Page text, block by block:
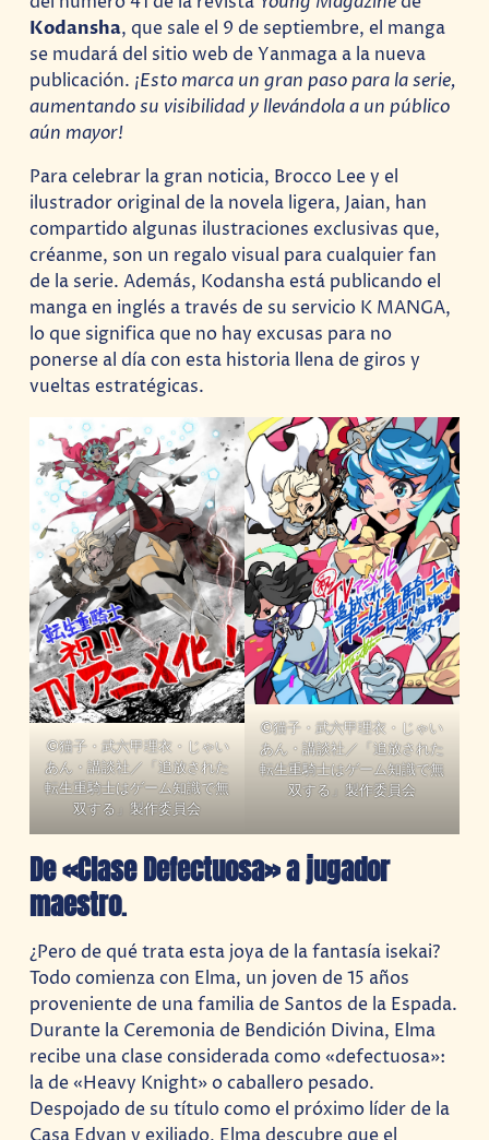
Kodansha, que sale el 9 de septiembre, el manga
se mudará del sitio web de Yanmaga a la nueva
publicación. ¡Esto marca un gran paso para la serie,
aumentando su visibilidad y llevándola a un público
aún mayor!
Para celebrar la gran noticia, Brocco Lee y el
ilustrador original de la novela ligera, Jaian, han
compartido algunas ilustraciones exclusivas que,
créanme, son un regalo visual para cualquier fan
de la serie. Además, Kodansha está publicando el
manga en inglés a través de su servicio K MANGA,
lo que significa que no hay excusas para no
ponerse al día con esta historia llena de giros y
vueltas estratégicas.
©猫子・武六甲理衣・じゃい
あん・講談社／「追放された
転生重騎士はゲーム知識で無
双する」製作委員会
©猫子・武六甲理衣・じゃい
あん・講談社／「追放された
転生重騎士はゲーム知識で無
双する」製作委員会
De «Clase Defectuosa» a jugador
maestro.
¿Pero de qué trata esta joya de la fantasía isekai?
Todo comienza con Elma, un joven de 15 años
proveniente de una familia de Santos de la Espada.
Durante la Ceremonia de Bendición Divina, Elma
recibe una clase considerada como «defectuosa»:
la de «Heavy Knight» o caballero pesado.
Despojado de su título como el próximo líder de la